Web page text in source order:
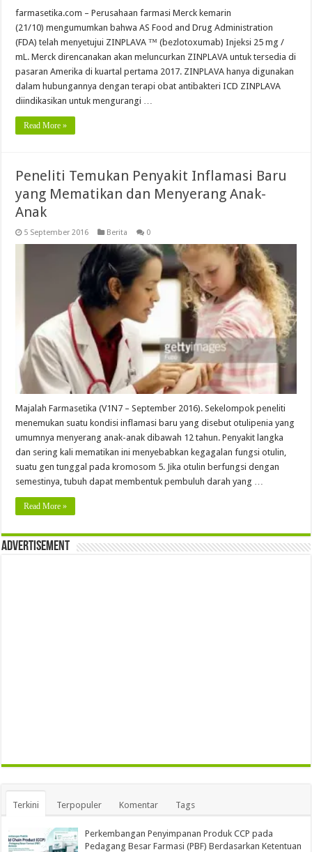
farmasetika.com – Perusahaan farmasi Merck kemarin
(21/10) mengumumkan bahwa AS Food and Drug Administration
(FDA) telah menyetujui ZINPLAVA ™ (bezlotoxumab) Injeksi 25 mg /
mL. Merck direncanakan akan meluncurkan ZINPLAVA untuk tersedia di
pasaran Amerika di kuartal pertama 2017. ZINPLAVA hanya digunakan
dalam hubungannya dengan terapi obat antibakteri ICD ZINPLAVA
diindikasikan untuk mengurangi …
Read More »
Peneliti Temukan Penyakit Inflamasi Baru
yang Mematikan dan Menyerang Anak-
Anak
5 September 2016 Berita 0
Majalah Farmasetika (V1N7 – September 2016). Sekelompok peneliti
menemukan suatu kondisi inflamasi baru yang disebut otulipenia yang
umumnya menyerang anak-anak dibawah 12 tahun. Penyakit langka
dan sering kali mematikan ini menyebabkan kegagalan fungsi otulin,
suatu gen tunggal pada kromosom 5. Jika otulin berfungsi dengan
semestinya, tubuh dapat membentuk pembuluh darah yang …
Read More »
Advertisement
Terkini Terpopuler Komentar Tags
Perkembangan Penyimpanan Produk CCP pada
Pedagang Besar Farmasi (PBF) Berdasarkan Ketentuan